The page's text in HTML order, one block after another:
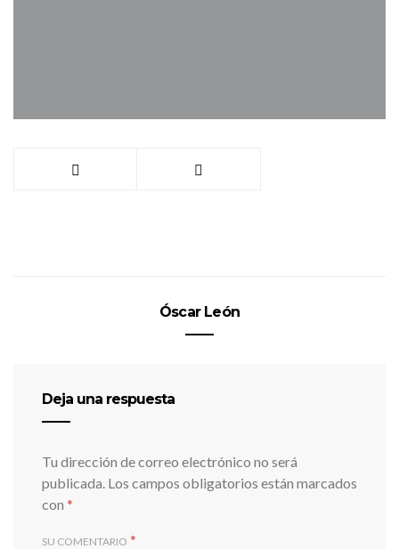
Óscar León
Deja una respuesta
Tu dirección de correo electrónico no será
publicada. Los campos obligatorios están marcados
con *
SU COMENTARIO *